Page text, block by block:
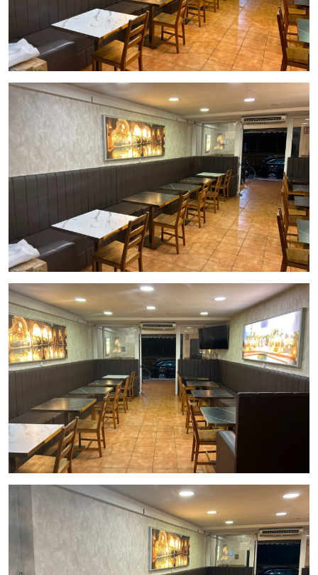
zona de la cocina, lo que te brinda la posibilidad de
gestionar eficientemente tus existencias y mantener el
espacio de trabajo ordenado y organizado.
Confía en InmoOlaya, una agencia inmobiliaria de confianza
en Barcelona, para facilitarte el proceso de traspaso y
ayudarte a materializar tu sueño empresarial. ¡No dejes
pasar esta oportunidad única en una de las ciudades más
fascinantes del mundo! Contáctanos hoy mismo para más
información y para programar una visita.